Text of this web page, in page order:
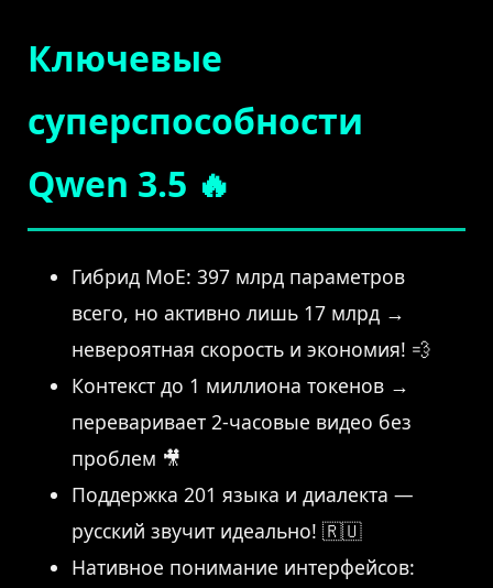
Ключевые
суперспособности
Qwen 3.5 🔥
Гибрид MoE: 397 млрд параметров
всего, но активно лишь 17 млрд →
невероятная скорость и экономия! 💨
Контекст до 1 миллиона токенов →
переваривает 2-часовые видео без
проблем 🎥
Поддержка 201 языка и диалекта —
русский звучит идеально! 🇷🇺
Нативное понимание интерфейсов: